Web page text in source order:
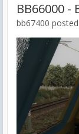
BB66000 -
bb67400